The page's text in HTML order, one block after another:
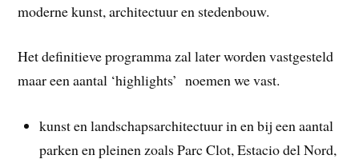
moderne kunst, architectuur en stedenbouw.
Het definitieve programma zal later worden vastgesteld
maar een aantal ‘highlights’ noemen we vast.
kunst en landschapsarchitectuur in en bij een aantal
parken en pleinen zoals Parc Clot, Estacio del Nord,